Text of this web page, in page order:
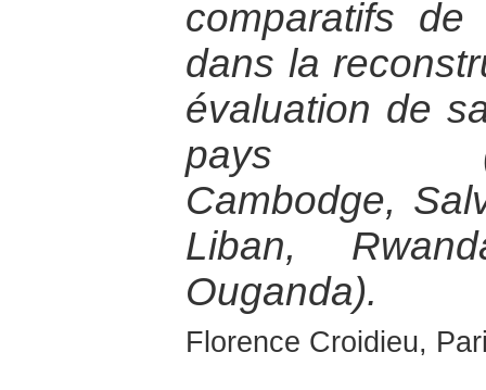
comparatifs
dans la
évaluation de
pays
Cambodge,
Liban,
Ouganda).
Florence Croidieu,